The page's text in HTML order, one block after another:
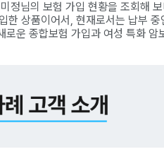
정님의 보험 가입 현황을 조회해
상품이어서, 현재로서는 납부
로운 종합보험 가입과 여성 특화